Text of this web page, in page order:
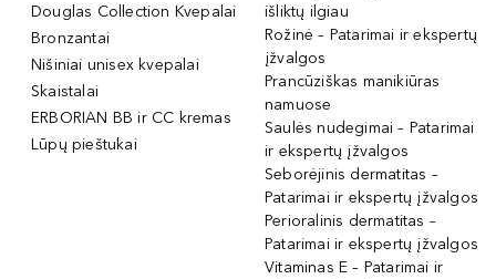
Douglas Collection Kvepalai
Bronzantai
Nišiniai unisex kvepalai
Skaistalai
ERBORIAN BB ir CC kremas
Lūpų pieštukai
išliktų ilgiau
Rožinė – Patarimai ir ekspertų
įžvalgos
Prancūziškas manikiūras
namuose
Saulės nudegimai – Patarimai
ir ekspertų įžvalgos
Seborėjinis dermatitas –
Patarimai ir ekspertų įžvalgos
Perioralinis dermatitas –
Patarimai ir ekspertų įžvalgos
Vitaminas E – Patarimai ir